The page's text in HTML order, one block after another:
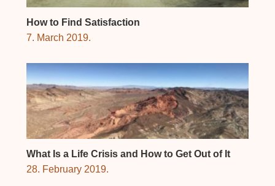
How to Find Satisfaction
7. March 2019.
What Is a Life Crisis and How to Get Out of It
28. February 2019.